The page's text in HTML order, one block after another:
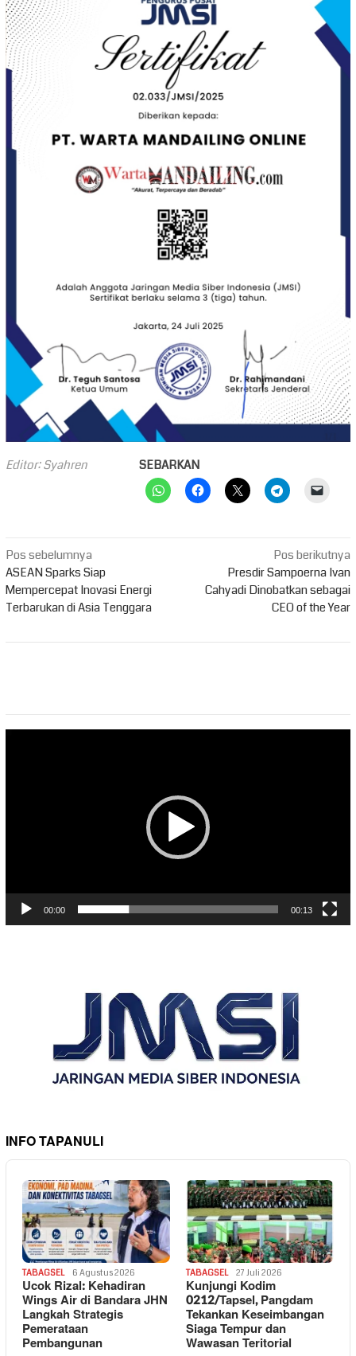
Editor: Syahren SEBARKAN
Navigasi
pos
Pos sebelumnya
ASEAN Sparks Siap
Mempercepat Inovasi Energi
Terbarukan di Asia Tenggara
Pos berikutnya
Presdir Sampoerna Ivan
Cahyadi Dinobatkan sebagai
CEO of the Year
00:00 00:13
INFO TAPANULI
TABAGSEL 6 Agustus 2026
Ucok Rizal: Kehadiran
Wings Air di Bandara JHN
Langkah Strategis
Pemerataan
Pembangunan
TABAGSEL 27 Juli 2026
Kunjungi Kodim
0212/Tapsel, Pangdam
Tekankan Keseimbangan
Siaga Tempur dan
Wawasan Teritorial